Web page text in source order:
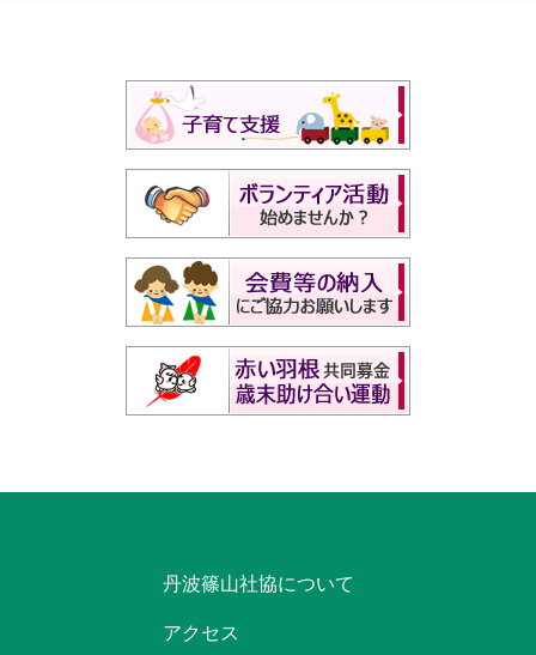
丹波篠山社協について
アクセス